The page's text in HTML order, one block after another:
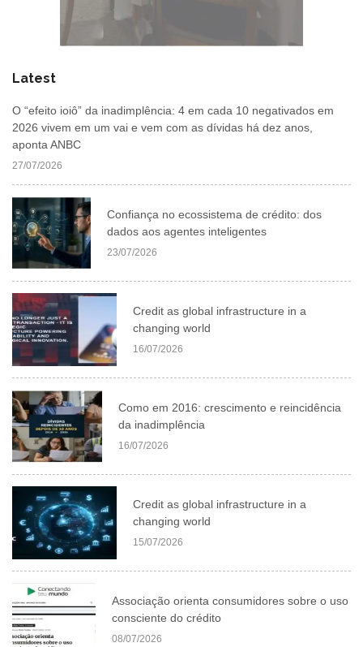
Latest
O “efeito ioiô” da inadimplência: 4 em cada 10 negativados em
2026 vivem em um vai e vem com as dívidas há dez anos,
aponta ANBC
27/07/2026
Confiança no ecossistema de crédito: dos
dados aos agentes inteligentes
23/07/2026
Credit as global infrastructure in a
changing world
16/07/2026
Como em 2016: crescimento e reincidência
da inadimplência
16/07/2026
Credit as global infrastructure in a
changing world
15/07/2026
Associação orienta consumidores sobre o uso
consciente do crédito
08/07/2026